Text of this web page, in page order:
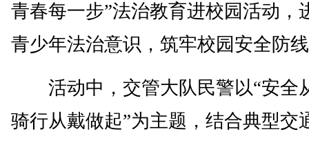
青春每一步”法治教育进校园活动，
青少年法治意识，筑牢校园安全防
活动中，交管大队民警以“安全
骑行从戴做起”为主题，结合典型交